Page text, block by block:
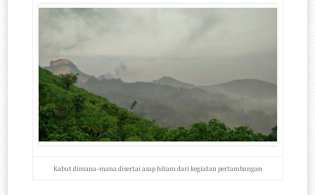
Kabut dimana-mana disertai asap hitam dari kegiatan pertambangan